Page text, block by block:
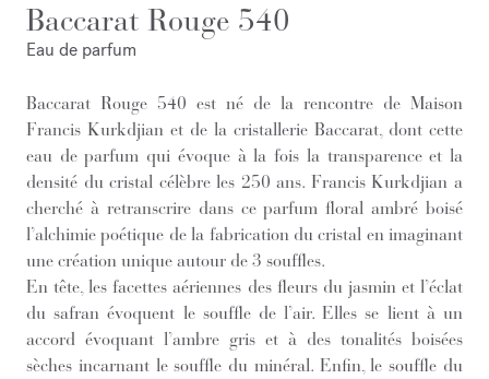
Baccarat Rouge 540
Eau de parfum
Baccarat Rouge 540 est né de la rencontre de Maison
Francis Kurkdjian et de la cristallerie Baccarat, dont cette
eau de parfum qui évoque à la fois la transparence et la
densité du cristal célèbre les 250 ans. Francis Kurkdjian a
cherché à retranscrire dans ce parfum floral ambré boisé
l’alchimie poétique de la fabrication du cristal en imaginant
une création unique autour de 3 souffles.
En tête, les facettes aériennes des fleurs du jasmin et l’éclat
du safran évoquent le souffle de l’air. Elles se lient à un
accord évoquant l’ambre gris et à des tonalités boisées
sèches incarnant le souffle du minéral. Enfin, le souffle du